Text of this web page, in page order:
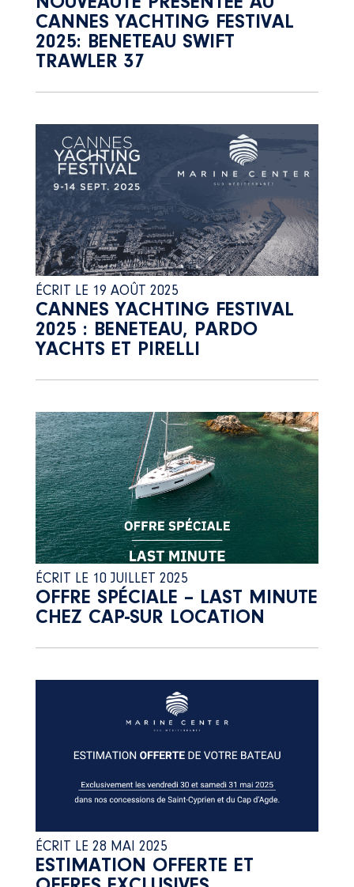
CANNES YACHTING FESTIVAL
2025: BENETEAU SWIFT
TRAWLER 37
ÉCRIT LE 19 AOÛT 2025
CANNES YACHTING FESTIVAL
2025 : BENETEAU, PARDO
YACHTS ET PIRELLI
ÉCRIT LE 10 JUILLET 2025
OFFRE SPÉCIALE – LAST MINUTE
CHEZ CAP-SUR LOCATION
ÉCRIT LE 28 MAI 2025
ESTIMATION OFFERTE ET